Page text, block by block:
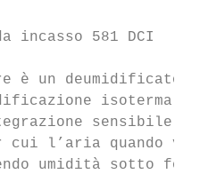
incasso 581 DCI
è un
isoterma
sensibile; il
l’aria quando
umidità sotto